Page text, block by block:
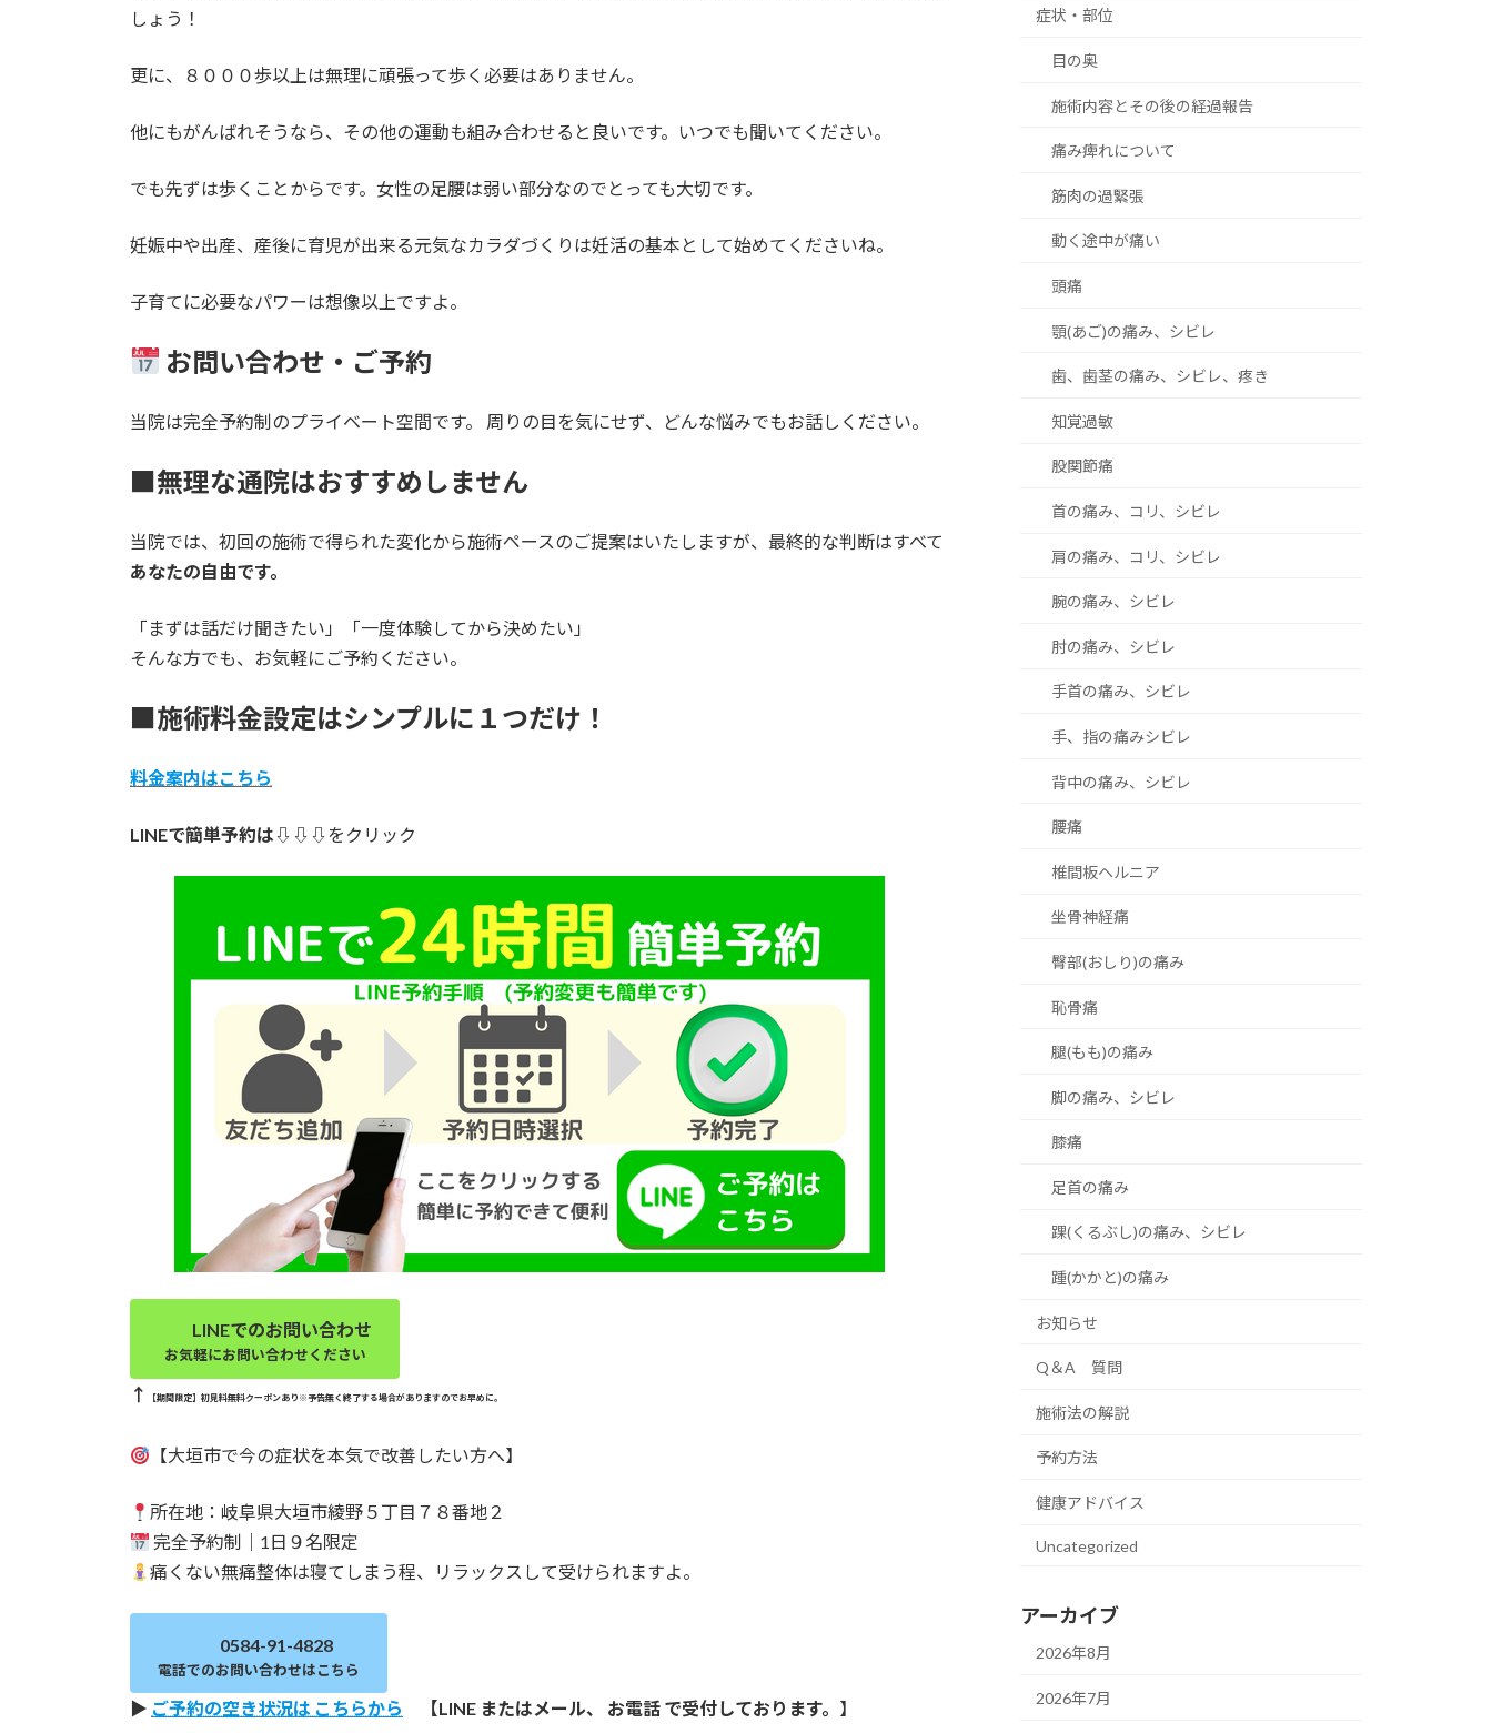
しょう！
更に、８０００歩以上は無理に頑張って歩く必要はありません。
他にもがんばれそうなら、その他の運動も組み合わせると良いです。いつでも聞いてください。
でも先ずは歩くことからです。女性の足腰は弱い部分なのでとっても大切です。
妊娠中や出産、産後に育児が出来る元気なカラダづくりは妊活の基本として始めてくださいね。
子育てに必要なパワーは想像以上ですよ。
お問い合わせ・ご予約
当院は完全予約制のプライベート空間です。 周りの目を気にせず、どんな悩みでもお話しください。
■無理な通院はおすすめしません
当院では、初回の施術で得られた変化から施術ペースのご提案はいたしますが、最終的な判断はすべて
あなたの自由です。
「まずは話だけ聞きたい」「一度体験してから決めたい」
そんな方でも、お気軽にご予約ください。
■施術料金設定はシンプルに１つだけ！
料金案内はこちら
LINEで簡単予約は⇩⇩⇩をクリック
LINEでのお問い合わせ
お気軽にお問い合わせください
↑ 【期間限定】初見料無料クーポンあり※予告無く終了する場合がありますのでお早めに。
【大垣市で今の症状を本気で改善したい方へ】
所在地：岐阜県大垣市綾野５丁目７８番地２
完全予約制｜1日９名限定
痛くない無痛整体は寝てしまう程、リラックスして受けられますよ。
0584-91-4828
電話でのお問い合わせはこちら
▶ ご予約の空き状況は こちらから 【LINE またはメール、 お電話 で受付しております。 】
症状・部位
目の奥
施術内容とその後の経過報告
痛み痺れについて
筋肉の過緊張
動く途中が痛い
頭痛
顎(あご)の痛み、シビレ
歯、歯茎の痛み、シビレ、疼き
知覚過敏
股関節痛
首の痛み、コリ、シビレ
肩の痛み、コリ、シビレ
腕の痛み、シビレ
肘の痛み、シビレ
手首の痛み、シビレ
手、指の痛みシビレ
背中の痛み、シビレ
腰痛
椎間板ヘルニア
坐骨神経痛
臀部(おしり)の痛み
恥骨痛
腿(もも)の痛み
脚の痛み、シビレ
膝痛
足首の痛み
踝(くるぶし)の痛み、シビレ
踵(かかと)の痛み
お知らせ
Q＆A 質問
施術法の解説
予約方法
健康アドバイス
Uncategorized
アーカイブ
2026年8月
2026年7月